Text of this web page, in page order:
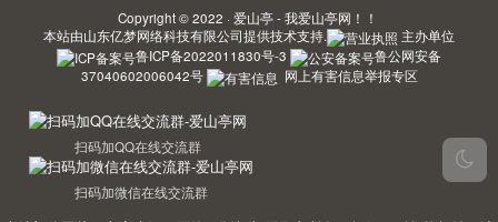
Copyright © 2022 · 爱山亭 - 我爱山亭网！！
本站由山东亿梦网络科技有限公司提供技术支持.
主办单位
鲁ICP备2022011830号-3
鲁公网安备
37040602006042号
网上有害信息举报专区
扫码加QQ在线交流群
扫码加微信在线交流群